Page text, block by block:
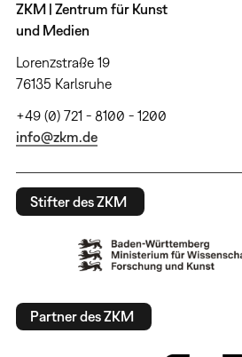
ZKM | Zentrum für Kunst
und Medien
Lorenzstraße 19
76135 Karlsruhe
+49 (0) 721 - 8100 - 1200
info@zkm.de
Stifter des ZKM
Partner des ZKM